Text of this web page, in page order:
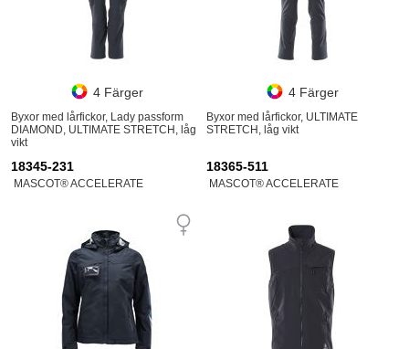
4 Färger
Byxor med lårfickor, Lady passform
DIAMOND, ULTIMATE STRETCH, låg
vikt
4 Färger
Byxor med lårfickor, ULTIMATE
STRETCH, låg vikt
18345-231
MASCOT® ACCELERATE
18365-511
MASCOT® ACCELERATE